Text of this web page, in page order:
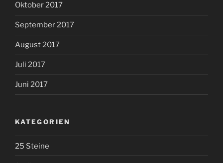
Oktober 2017
September 2017
August 2017
Juli 2017
Juni 2017
KATEGORIEN
25 Steine